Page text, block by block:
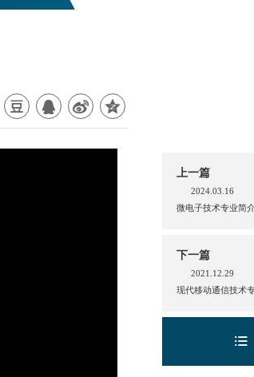
上一篇
2024.03.16
微电子技术专业简介
下一篇
2021.12.29
现代移动通信技术